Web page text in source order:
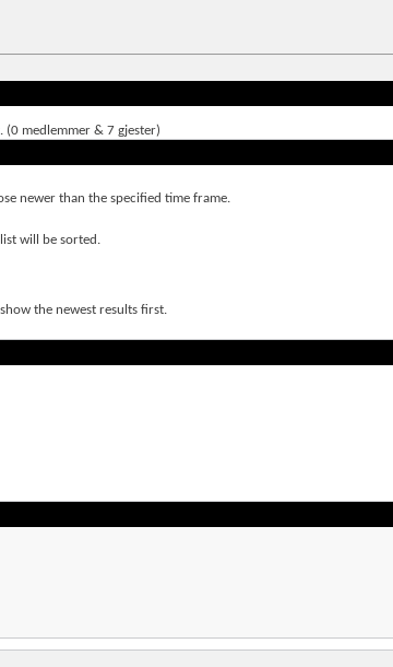
. (0 medlemmer & 7 gjester)
newer than the specified time frame.
will be sorted.
the newest results first.